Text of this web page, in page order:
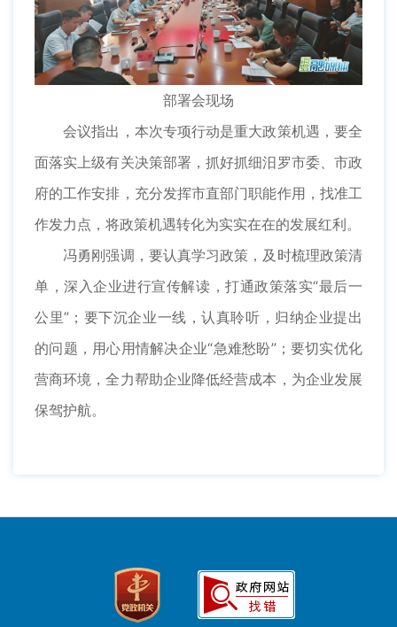
部署会现场
会议指出，本次专项行动是重大政策机遇，要全
面落实上级有关决策部署，抓好抓细汨罗市委、市政
府的工作安排，充分发挥市直部门职能作用，找准工
作发力点，将政策机遇转化为实实在在的发展红利。
冯勇刚强调，要认真学习政策，及时梳理政策清
单，深入企业进行宣传解读，打通政策落实“最后一
公里”；要下沉企业一线，认真聆听，归纳企业提出
的问题，用心用情解决企业“急难愁盼”；要切实优化
营商环境，全力帮助企业降低经营成本，为企业发展
保驾护航。